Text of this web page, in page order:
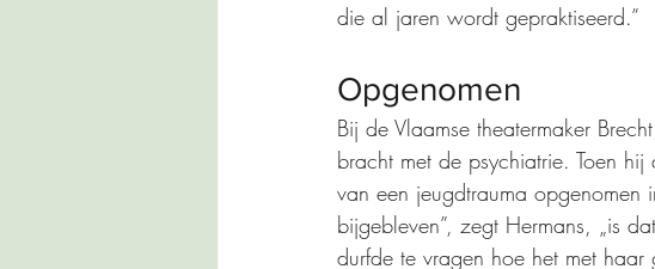
die al jaren wordt gepraktiseerd.”
Opgenomen
Bij de Vlaamse theatermaker
bracht met de psychiatrie. Toen
van een jeugdtrauma opgenomen
bijgebleven”, zegt Hermans, „is
durfde te vragen hoe het met haar